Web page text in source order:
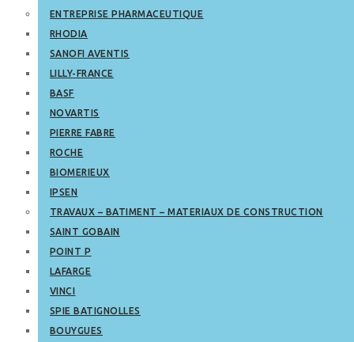
ENTREPRISE PHARMACEUTIQUE
RHODIA
SANOFI AVENTIS
LILLY-FRANCE
BASF
NOVARTIS
PIERRE FABRE
ROCHE
BIOMERIEUX
IPSEN
TRAVAUX – BATIMENT – MATERIAUX DE CONSTRUCTION
SAINT GOBAIN
POINT P
LAFARGE
VINCI
SPIE BATIGNOLLES
BOUYGUES